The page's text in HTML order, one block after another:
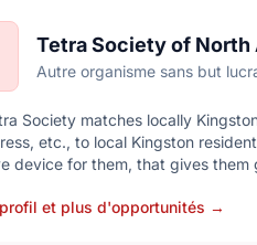
Tetra Society of North
Autre organisme sans but
Society matches locally
etc., to local Kingston
device for them, that gives
et plus d'opportunités →